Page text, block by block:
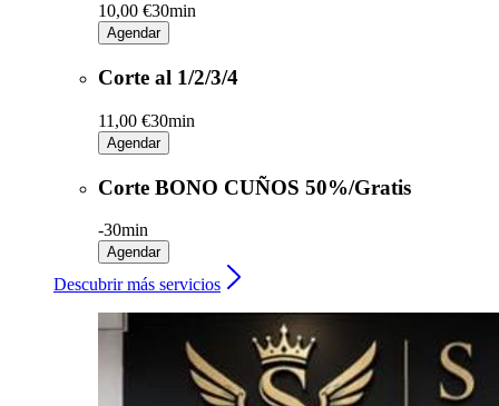
10,00 €30min
Agendar
Corte al 1/2/3/4
11,00 €30min
Agendar
Corte BONO CUÑOS 50%/Gratis
-30min
Agendar
Descubrir más servicios